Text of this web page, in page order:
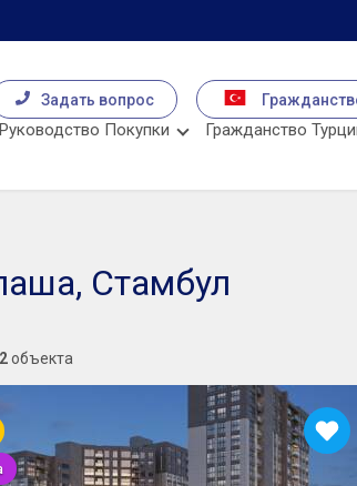
Задать вопрос
Руководство Покупки Гражданство
Стамбул
2объекта